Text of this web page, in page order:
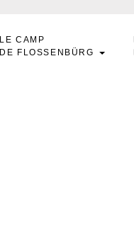
LE CAMP
DE FLOSSENBÜRG